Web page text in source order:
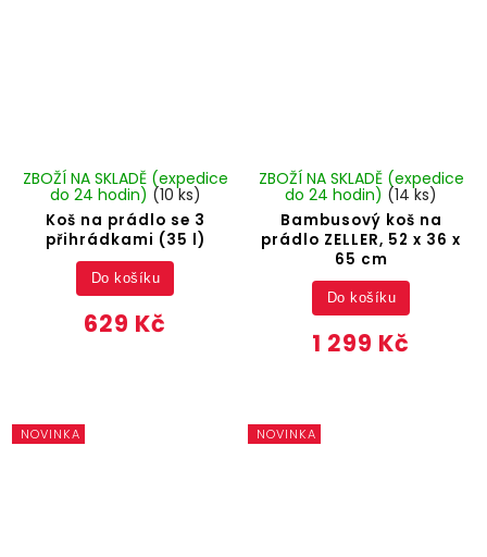
Koš na prádlo se 3
přihrádkami (35 l)
ZBOŽÍ NA SKLADĚ (expedice
do 24 hodin) (10 ks)
629 Kč
Do košíku
Bambusový koš na
prádlo ZELLER, 52 x 36 x
65 cm
ZBOŽÍ NA SKLADĚ (expedice
do 24 hodin) (14 ks)
1 299 Kč
Do košíku
NOVINKA NOVINKA